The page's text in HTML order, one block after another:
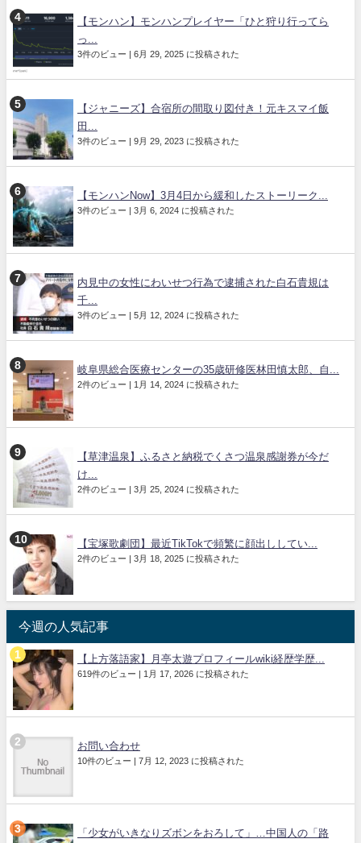
【モンハン】モンハンプレイヤー「ひと狩り行ってら
っ...
3件のビュー | 6月 29, 2025 に投稿された
【ジャニーズ】合宿所の間取り図付き！元キスマイ飯
田...
3件のビュー | 9月 29, 2023 に投稿された
【モンハンNow】3月4日から緩和したストーリーク...
3件のビュー | 3月 6, 2024 に投稿された
内見中の女性にわいせつ行為で逮捕された白石貴規は
千...
3件のビュー | 5月 12, 2024 に投稿された
岐阜県総合医療センターの35歳研修医林田慎太郎、自...
2件のビュー | 1月 14, 2024 に投稿された
【草津温泉】ふるさと納税でくさつ温泉感謝券が今だ
け...
2件のビュー | 3月 25, 2024 に投稿された
【宝塚歌劇団】最近TikTokで頻繁に顔出ししてい...
2件のビュー | 3月 18, 2025 に投稿された
今週の人気記事
【上方落語家】月亭太遊プロフィールwiki経歴学歴...
619件のビュー | 1月 17, 2026 に投稿された
お問い合わせ
10件のビュー | 7月 12, 2023 に投稿された
「少女がいきなりズボンをおろして」…中国人の「路